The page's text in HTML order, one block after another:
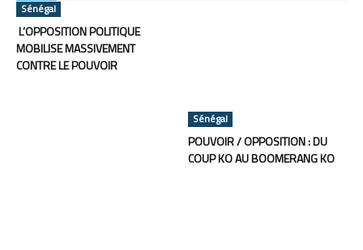
Sénégal
L’OPPOSITION POLITIQUE
MOBILISE MASSIVEMENT
CONTRE LE POUVOIR
Sénégal
POUVOIR / OPPOSITION : DU
COUP KO AU BOOMERANG KO